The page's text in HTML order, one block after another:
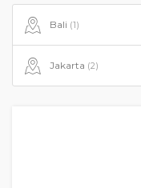
Bali (1)
Jakarta (2)